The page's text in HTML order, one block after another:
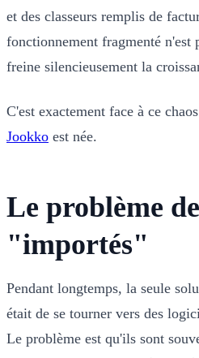
et des classeurs remplis de
fonctionnement fragmenté n'est
freine silencieusement la
C'est exactement face à ce
Jookko est née.
Le problème
"importés"
Pendant longtemps, la seule
était de se tourner vers des
Le problème est qu'ils sont